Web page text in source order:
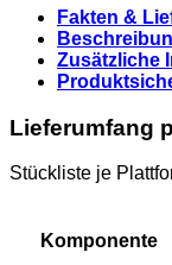
Fakten &
Zusätzliche
Lieferumfang
Stückliste je
Komponente